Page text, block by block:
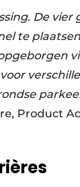
De
te
Product